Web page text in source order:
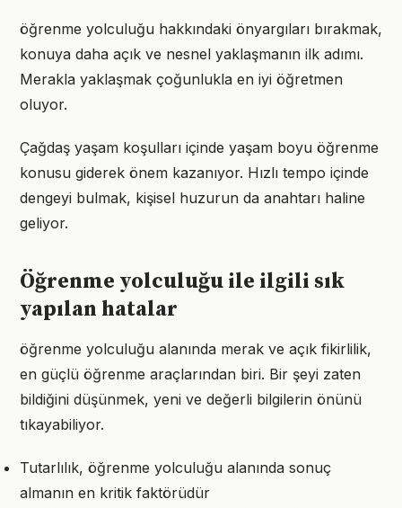
öğrenme yolculuğu hakkındaki önyargıları bırakmak,
konuya daha açık ve nesnel yaklaşmanın ilk adımı.
Merakla yaklaşmak çoğunlukla en iyi öğretmen
oluyor.
Çağdaş yaşam koşulları içinde yaşam boyu öğrenme
konusu giderek önem kazanıyor. Hızlı tempo içinde
dengeyi bulmak, kişisel huzurun da anahtarı haline
geliyor.
Öğrenme yolculuğu ile ilgili sık
yapılan hatalar
öğrenme yolculuğu alanında merak ve açık fikirlilik,
en güçlü öğrenme araçlarından biri. Bir şeyi zaten
bildiğini düşünmek, yeni ve değerli bilgilerin önünü
tıkayabiliyor.
Tutarlılık, öğrenme yolculuğu alanında sonuç
almanın en kritik faktörüdür